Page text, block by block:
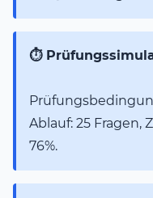
⏱
Ablauf: 25 Fragen,
76%.